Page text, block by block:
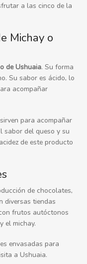
a las cinco de la
Michay o
de Ushuaia. Su forma
Su sabor es ácido, lo
acompañar
para acompañar
sabor del queso y su
de este producto
de chocolates,
diversas tiendas
frutos autóctonos
el michay.
envasadas para
a Ushuaia.